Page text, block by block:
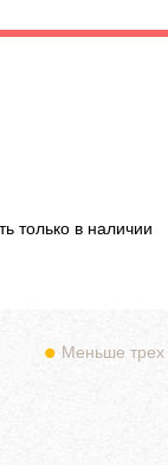
только в наличии
Меньше трех